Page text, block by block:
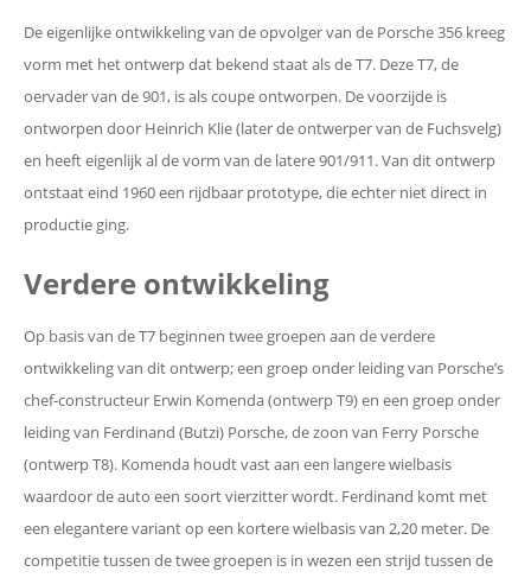
De eigenlijke ontwikkeling van de opvolger van de Porsche 356 kreeg
vorm met het ontwerp dat bekend staat als de T7. Deze T7, de
oervader van de 901, is als coupe ontworpen. De voorzijde is
ontworpen door Heinrich Klie (later de ontwerper van de Fuchsvelg)
en heeft eigenlijk al de vorm van de latere 901/911. Van dit ontwerp
ontstaat eind 1960 een rijdbaar prototype, die echter niet direct in
productie ging.
Verdere ontwikkeling
Op basis van de T7 beginnen twee groepen aan de verdere
ontwikkeling van dit ontwerp; een groep onder leiding van Porsche’s
chef-constructeur Erwin Komenda (ontwerp T9) en een groep onder
leiding van Ferdinand (Butzi) Porsche, de zoon van Ferry Porsche
(ontwerp T8). Komenda houdt vast aan een langere wielbasis
waardoor de auto een soort vierzitter wordt. Ferdinand komt met
een elegantere variant op een kortere wielbasis van 2,20 meter. De
competitie tussen de twee groepen is in wezen een strijd tussen de